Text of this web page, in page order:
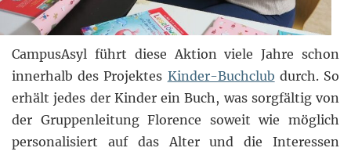
CampusAsyl führt diese Aktion viele Jahre schon
innerhalb des Projektes Kinder-Buchclub durch. So
erhält jedes der Kinder ein Buch, was sorgfältig von
der Gruppenleitung Florence soweit wie möglich
personalisiert auf das Alter und die Interessen